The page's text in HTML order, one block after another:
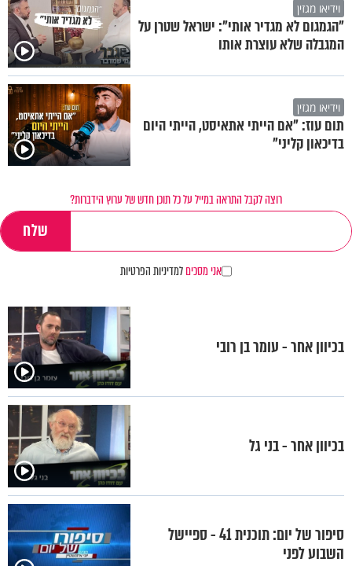
וידיאו מגזין
"הגמגום לא מגדיר אותי": ישראל שטרן על
המגבלה שלא עוצרת אותו
וידיאו מגזין
תום עוז: "אם הייתי אתאיסט, הייתי היום
בדיכאון קליני"
רוצה לקבל התראה במייל על כל תוכן חדש של ערוץ הידברות?
אני מסכיםלמדיניות הפרטיות
בכיוון אחר - עומר בן רובי
בכיוון אחר - בני גל
סיפור של יום: תוכנית 41 - ספיישל
השבוע לפני